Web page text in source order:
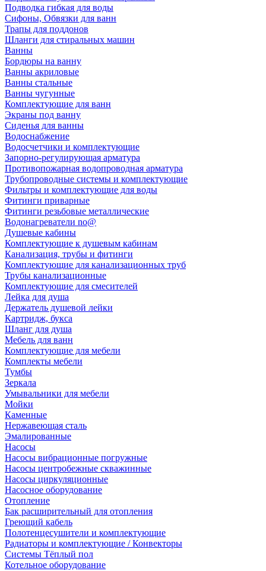
Подводка гибкая для воды
Сифоны, Обвязки для ванн
Трапы для поддонов
Шланги для стиральных машин
Ванны
Бордюры на ванну
Ванны акриловые
Ванны стальные
Ванны чугунные
Комплектующие для ванн
Экраны под ванну
Сиденья для ванны
Водоснабжение
Водосчетчики и комплектующие
Запорно-регулирующая арматура
Противопожарная водопроводная арматура
Трубопроводные системы и комплектующие
Фильтры и комплектующие для воды
Фитинги приварные
Фитинги резьбовые металлические
Водонагреватели no@
Душевые кабины
Комплектующие к душевым кабинам
Канализация, трубы и фитинги
Комплектующие для канализационных труб
Трубы канализационные
Комплектующие для смесителей
Лейка для душа
Держатель душевой лейки
Картридж, букса
Шланг для душа
Мебель для ванн
Комплектующие для мебели
Комплекты мебели
Тумбы
Зеркала
Умывальники для мебели
Мойки
Каменные
Нержавеющая сталь
Эмалированные
Насосы
Насосы вибрационные погружные
Насосы центробежные скважинные
Насосы циркуляционные
Насосное оборудование
Отопление
Бак расширительный для отопления
Греющий кабель
Полотенцесушители и комплектующие
Радиаторы и комплектующие / Конвекторы
Системы Тёплый пол
Котельное оборудование